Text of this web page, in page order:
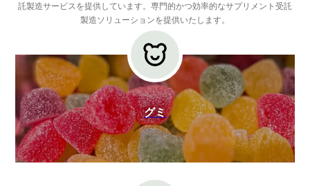
託製造サービスを提供しています。専門的かつ効率的なサプリメント受託
製造ソリューションを提供いたします。
グミ